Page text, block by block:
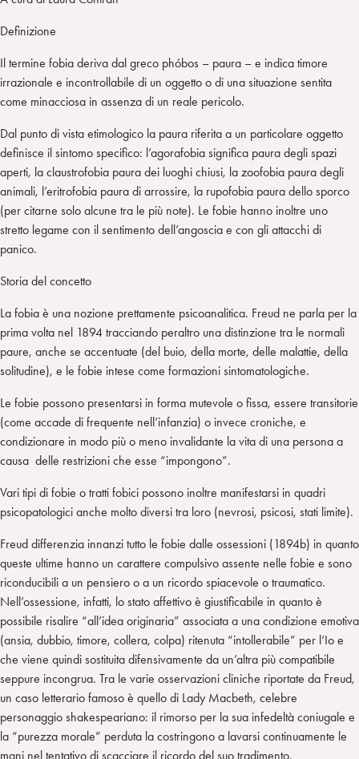
Definizione
Il termine fobia deriva dal greco phóbos – paura – e indica timore
irrazionale e incontrollabile di un oggetto o di una situazione sentita
come minacciosa in assenza di un reale pericolo.
Dal punto di vista etimologico la paura riferita a un particolare oggetto
definisce il sintomo specifico: l’agorafobia significa paura degli spazi
aperti, la claustrofobia paura dei luoghi chiusi, la zoofobia paura degli
animali, l’eritrofobia paura di arrossire, la rupofobia paura dello sporco
(per citarne solo alcune tra le più note). Le fobie hanno inoltre uno
stretto legame con il sentimento dell’angoscia e con gli attacchi di
panico.
Storia del concetto
La fobia è una nozione prettamente psicoanalitica. Freud ne parla per la
prima volta nel 1894 tracciando peraltro una distinzione tra le normali
paure, anche se accentuate (del buio, della morte, delle malattie, della
solitudine), e le fobie intese come formazioni sintomatologiche.
Le fobie possono presentarsi in forma mutevole o fissa, essere transitorie
(come accade di frequente nell’infanzia) o invece croniche, e
condizionare in modo più o meno invalidante la vita di una persona a
causa delle restrizioni che esse “impongono”.
Vari tipi di fobie o tratti fobici possono inoltre manifestarsi in quadri
psicopatologici anche molto diversi tra loro (nevrosi, psicosi, stati limite).
Freud differenzia innanzi tutto le fobie dalle ossessioni (1894b) in quanto
queste ultime hanno un carattere compulsivo assente nelle fobie e sono
riconducibili a un pensiero o a un ricordo spiacevole o traumatico.
Nell’ossessione, infatti, lo stato affettivo è giustificabile in quanto è
possibile risalire “all’idea originaria” associata a una condizione emotiva
(ansia, dubbio, timore, collera, colpa) ritenuta “intollerabile” per l’Io e
che viene quindi sostituita difensivamente da un’altra più compatibile
seppure incongrua. Tra le varie osservazioni cliniche riportate da Freud,
un caso letterario famoso è quello di Lady Macbeth, celebre
personaggio shakespeariano: il rimorso per la sua infedeltà coniugale e
la “purezza morale” perduta la costringono a lavarsi continuamente le
mani nel tentativo di scacciare il ricordo del suo tradimento.